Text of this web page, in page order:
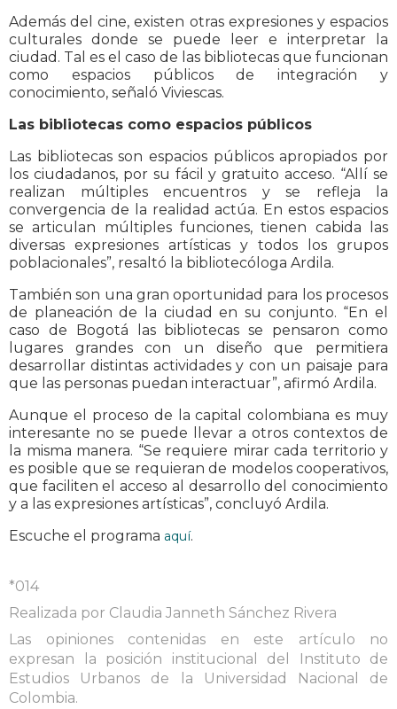
Además del cine, existen otras expresiones y espacios
culturales donde se puede leer e interpretar la
ciudad. Tal es el caso de las bibliotecas que funcionan
como espacios públicos de integración y
conocimiento, señaló Viviescas.
Las bibliotecas como espacios públicos
Las bibliotecas son espacios públicos apropiados por
los ciudadanos, por su fácil y gratuito acceso. “Allí se
realizan múltiples encuentros y se refleja la
convergencia de la realidad actúa. En estos espacios
se articulan múltiples funciones, tienen cabida las
diversas expresiones artísticas y todos los grupos
poblacionales”, resaltó la bibliotecóloga Ardila.
También son una gran oportunidad para los procesos
de planeación de la ciudad en su conjunto. “En el
caso de Bogotá las bibliotecas se pensaron como
lugares grandes con un diseño que permitiera
desarrollar distintas actividades y con un paisaje para
que las personas puedan interactuar”, afirmó Ardila.
Aunque el proceso de la capital colombiana es muy
interesante no se puede llevar a otros contextos de
la misma manera. “Se requiere mirar cada territorio y
es posible que se requieran de modelos cooperativos,
que faciliten el acceso al desarrollo del conocimiento
y a las expresiones artísticas”, concluyó Ardila.
Escuche el programa aquí.
*014
Realizada por Claudia Janneth Sánchez Rivera
Las opiniones contenidas en este artículo no
expresan la posición institucional del Instituto de
Estudios Urbanos de la Universidad Nacional de
Colombia.